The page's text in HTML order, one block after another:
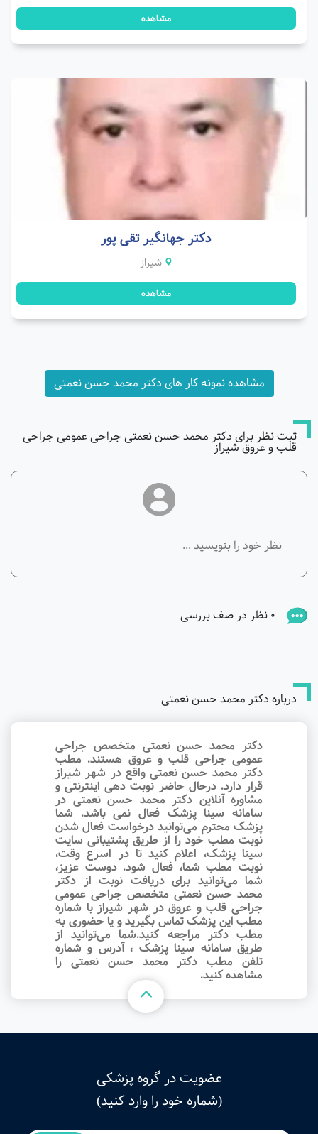
مشاهده
دکتر جهانگیر تقی پور
شیراز
مشاهده
مشاهده نمونه کار های دکتر محمد حسن نعمتی
ثبت نظر برای دکتر محمد حسن نعمتی جراحی عمومی جراحی
قلب و عروق شیراز
0 نظر در صف بررسی
درباره دکتر محمد حسن نعمتی
دکتر محمد حسن نعمتی متخصص جراحی
عمومی جراحی قلب و عروق هستند. مطب
دکتر محمد حسن نعمتی واقع در شهر شیراز
قرار دارد. درحال حاضر نوبت‌ دهی اینترنتی و
مشاوره آنلاین دکتر محمد حسن نعمتی در
سامانه سینا پزشک فعال نمی باشد. شما
پزشک محترم می‌توانید درخواست فعال شدن
نوبت مطب خود را از طریق پشتیبانی سایت
سینا پزشک، اعلام کنید تا در اسرع وقت‌،
نوبت مطب شما، فعال شود. دوست عزیز،
شما می‌توانید برای دریافت نوبت از دکتر
محمد حسن نعمتی متخصص جراحی عمومی
جراحی قلب و عروق در شهر شیراز با شماره
مطب این پزشک تماس بگیرید و یا حضوری به
مطب دکتر مراجعه کنید.شما می‌توانید از
طریق سامانه سینا پزشک ، آدرس و شماره
تلفن مطب دکتر محمد حسن نعمتی را
مشاهده کنید.
عضویت در گروه پزشکی
(شماره خود را وارد کنید)